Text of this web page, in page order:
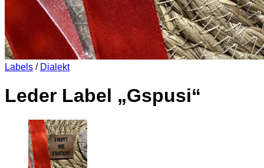
Zurück zum Shop
Labels / Dialekt
Leder Label „Gspusi“